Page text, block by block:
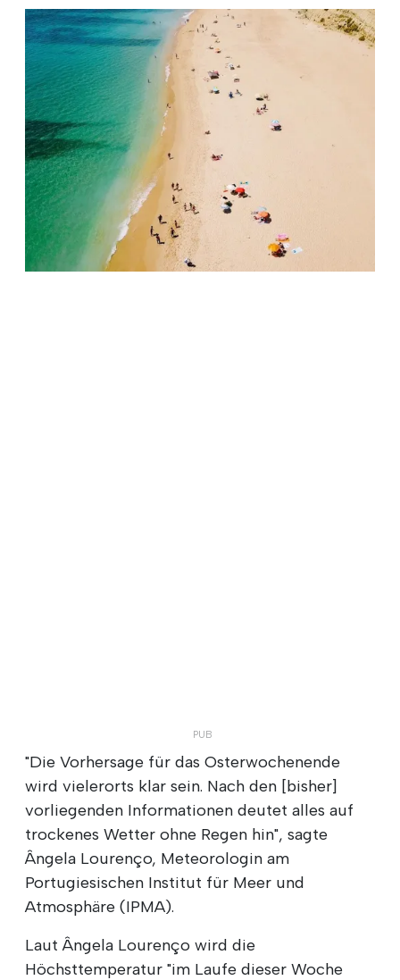
"Die Vorhersage für das Osterwochenende
wird vielerorts klar sein. Nach den [bisher]
vorliegenden Informationen deutet alles auf
trockenes Wetter ohne Regen hin", sagte
Ângela Lourenço, Meteorologin am
Portugiesischen Institut für Meer und
Atmosphäre (IPMA).
Laut Ângela Lourenço wird die
Höchsttemperatur "im Laufe dieser Woche